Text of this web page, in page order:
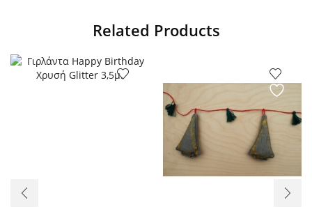
Related Products